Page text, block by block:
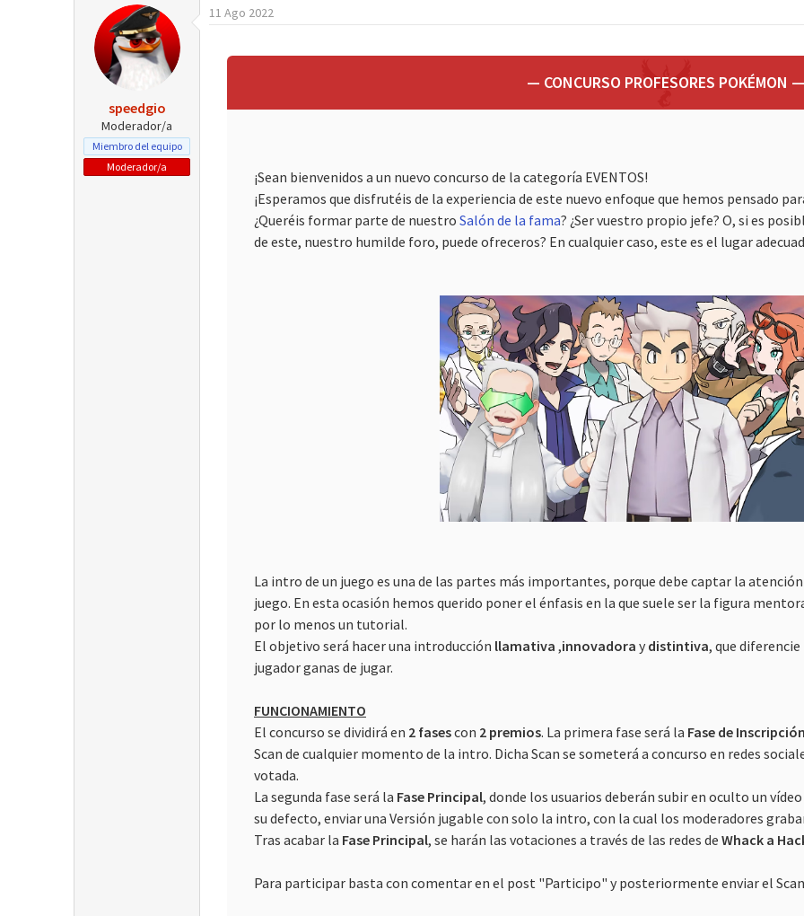
a
d
e
i
i
c
i
o
speedgio
Moderador/a
Miembro del equipo
Moderador/a
11 Ago 2022
— CONCURSO PROFESORES POKÉMON —
¡Sean bienvenidos a un nuevo concurso de la categoría EVENTOS!
¡Esperamos que disfrutéis de la experiencia de este nuevo enfoque que hemos pensado
¿Queréis formar parte de nuestro Salón de la fama? ¿Ser vuestro propio jefe? O, si es
de este, nuestro humilde foro, puede ofreceros? En cualquier caso, este es el lugar
La intro de un juego es una de las partes más importantes, porque debe captar la
juego. En esta ocasión hemos querido poner el énfasis en la que suele ser la figura
por lo menos un tutorial.
El objetivo será hacer una introducción llamativa ,innovadora y distintiva, que
jugador ganas de jugar.
FUNCIONAMIENTO
El concurso se dividirá en 2 fasescon 2 premios. La primera fase será la Fase de
Scan de cualquier momento de la intro. Dicha Scan se someterá a concurso en redes
votada.
La segunda fase será la Fase Principal, donde los usuarios deberán subir en oculto un
su defecto, enviar una Versión jugable con solo la intro, con la cual los moderadores
Tras acabar la Fase Principal, se harán las votaciones a través de las redes de Whack a
Para participar basta con comentar en el post "Participo" y posteriormente enviar el